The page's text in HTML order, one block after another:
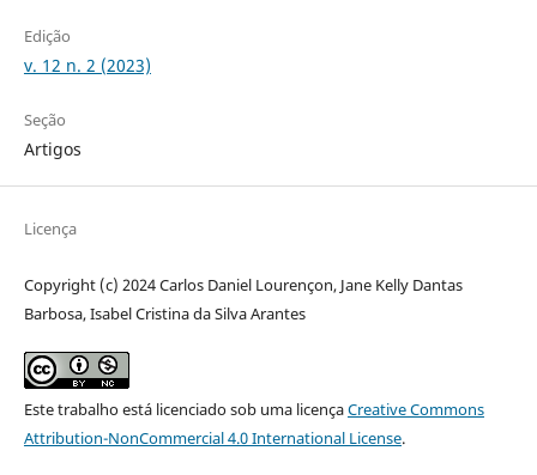
Edição
v. 12 n. 2 (2023)
Seção
Artigos
Licença
Copyright (c) 2024 Carlos Daniel Lourençon, Jane Kelly Dantas
Barbosa, Isabel Cristina da Silva Arantes
Este trabalho está licenciado sob uma licençaCreative Commons
Attribution-NonCommercial 4.0 International License.